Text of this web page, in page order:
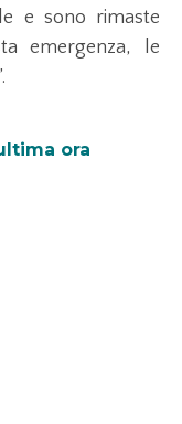
e sono rimaste
emergenza, le
ora